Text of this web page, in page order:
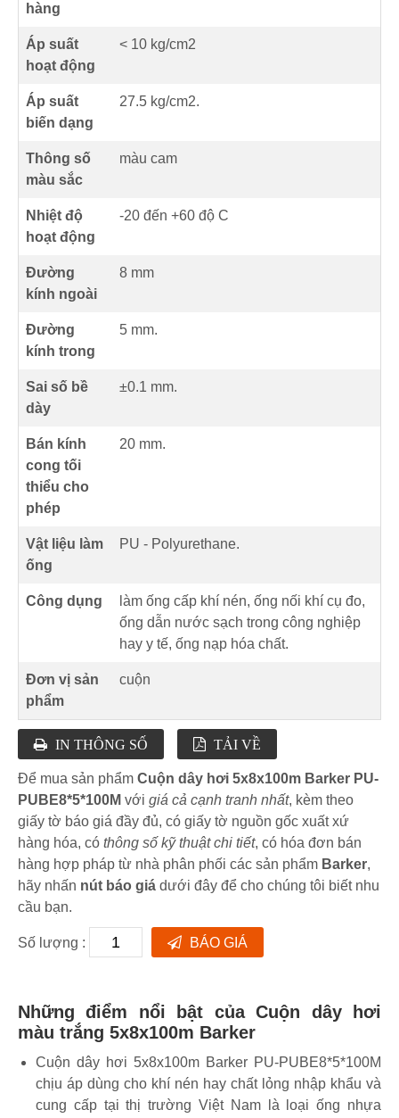
hàng
Áp suất
hoạt động
< 10 kg/cm2
Áp suất
biến dạng
27.5 kg/cm2.
Thông số
màu sắc
màu cam
Nhiệt độ
hoạt động
-20 đến +60 độ C
Đường
kính ngoài
8 mm
Đường
kính trong
5 mm.
Sai số bề
dày
±0.1 mm.
Bán kính
cong tối
thiểu cho
phép
20 mm.
Vật liệu làm
ống
PU - Polyurethane.
Công dụng
làm ống cấp khí nén, ống nối khí cụ đo,
ống dẫn nước sạch trong công nghiệp
hay y tế, ống nạp hóa chất.
Đơn vị sản
phẩm
cuộn
IN THÔNG SỐ TẢI VỀ
Để mua sản phẩm Cuộn dây hơi 5x8x100m Barker PU-
PUBE8*5*100M với giá cả cạnh tranh nhất, kèm theo
giấy tờ báo giá đầy đủ, có giấy tờ nguồn gốc xuất xứ
hàng hóa, có thông số kỹ thuật chi tiết, có hóa đơn bán
hàng hợp pháp từ nhà phân phối các sản phẩm Barker,
hãy nhấn nút báo giá dưới đây để cho chúng tôi biết nhu
cầu bạn.
Số lượng : BÁO GIÁ
Những điểm nổi bật của Cuộn dây hơi
màu trắng 5x8x100m Barker
Cuộn dây hơi 5x8x100m Barker PU-PUBE8*5*100M
chịu áp dùng cho khí nén hay chất lỏng nhập khẩu và
cung cấp tại thị trường Việt Nam là loại ống nhựa